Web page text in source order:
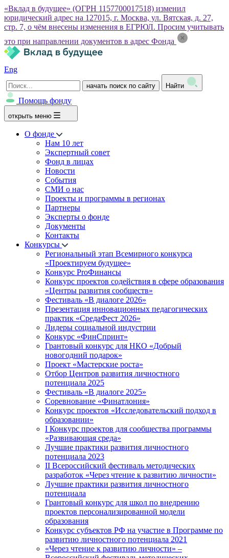
«Вклад в будущее» (ОГРН 1157700017518) изменил
юридический адрес на 127015, г. Москва, ул. Вятская, д. 27,
стр. 7, о чём внесены изменения в ЕГРЮЛ. Просим учитывать
это при направлении документов в адрес Фонда
Eng
начать поиск по сайту Найти
Помощь фонду
открыть меню
О фонде
Нам 10 лет
Экспертный совет
Фонд в лицах
Новости
События
СМИ о нас
Проекты и программы в регионах
Партнеры
Эксперты о фонде
Документы
Контакты
Конкурсы
Региональный этап Всемирного конкурса
«Проектируем будущее»
Конкурс ProФинансы
Конкурс проектов содействия в сфере образования
«Центры развития сообществ»
Фестиваль «В диалоге 2026»
Презентация инновационных педагогических
практик «СредаФест 2026»
Лидеры социальной индустрии
Конкурс «ФинСпринт»
Грантовый конкурс для НКО «Добрый
новогодний подарок»
Проект «Мастерские роста»
Отбор Центров развития личностного
потенциала 2025
Фестиваль «В диалоге 2025»
Соревнование «Финатлония»
Конкурс проектов «Исследовательский подход в
образовании»
I Конкурс проектов для сообщества программы
«Развивающая среда»
Лучшие практики развития личностного
потенциала 2023
II Всероссийский фестиваль методических
разработок «Через чтение к развитию личности»
Лучшие практики развития личностного
потенциала
Грантовый конкурс для школ по внедрению
проектов персонализированной модели
образования
Конкурс субъектов РФ на участие в Программе по
развитию личностного потенциала 2021
«Через чтение к развитию личности» –